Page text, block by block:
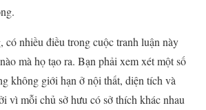
nhiều điều trong cuộc tranh luận này
mà họ tạo ra. Bạn phải xem xét một số
không giới hạn ở nội thất, diện tích và
vì mỗi chủ sở hưu có sở thích khác nhau